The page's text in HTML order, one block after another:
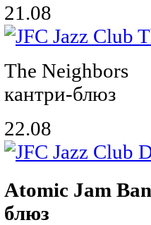
21.08
The Neighbors
кантри-блюз
22.08
Atomic Jam
блюз